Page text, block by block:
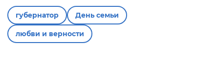
губернатор День семьи
любви и верности